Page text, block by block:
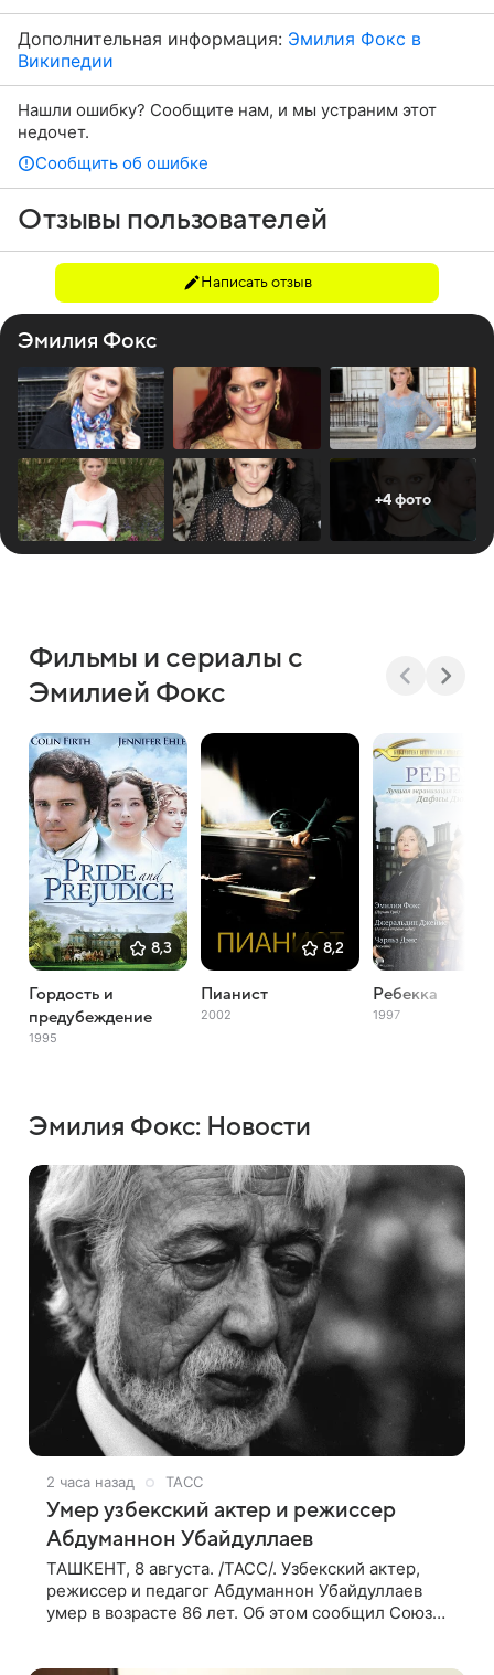
Дополнительная информация: Эмилия Фокс в
Википедии
Нашли ошибку? Сообщите нам, и мы устраним этот
недочет.
Сообщить об ошибке
Отзывы пользователей
Написать отзыв
Эмилия Фокс
+4 фото
Фильмы и сериалы с
Эмилией Фокс
8,3
Гордость и
предубеждение
1995
8,2
Пианист
2002
Ребекка
1997
Эмилия Фокс: Новости
2 часа назад ТАСС
Умер узбекский актер и режиссер
Абдуманнон Убайдуллаев
ТАШКЕНТ, 8 августа. /ТАСС/. Узбекский актер,
режиссер и педагог Абдуманнон Убайдуллаев
умер в возрасте 86 лет. Об этом сообщил Союз